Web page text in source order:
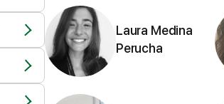
Laura Medina
Perucha